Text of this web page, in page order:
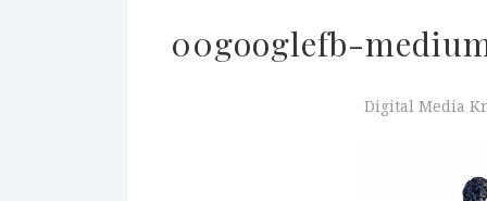
00googlefb-
Digital Media